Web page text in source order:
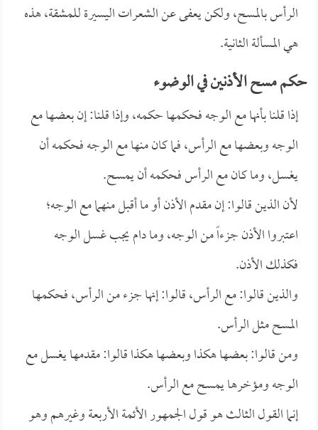
الرأس بالمسح، ولكن يعفى عن الشعرات اليسيرة للمشقة، هذه
هي المسألة الثانية.
حكم مسح الأذنين في الوضوء
إذا قلنا بأنها مع الوجه فحكمها حكمه، وإذا قلنا: إن بعضها مع
الوجه وبعضها مع الرأس، فما كان منها مع الوجه فحكمه أن
يغسل، وما كان مع الرأس فحكمه أن يمسح.
لأن الذين قالوا: إن مقدم الأذن أو ما أقبل منهما مع الوجه؛
اعتبروا الأذن جزءاً من الوجه، وما دام يجب غسل الوجه
فكذلك الأذن.
والذين قالوا: مع الرأس، قالوا: إنها جزء من الرأس، فحكمها
المسح مثل الرأس.
ومن قالوا: بعضها هكذا وبعضها هكذا قالوا: مقدمها يغسل مع
الوجه ومؤخرها يمسح مع الرأس.
إنما القول الثالث هو قول الجمهور الأئمة الأربعة وغيرهم وهو